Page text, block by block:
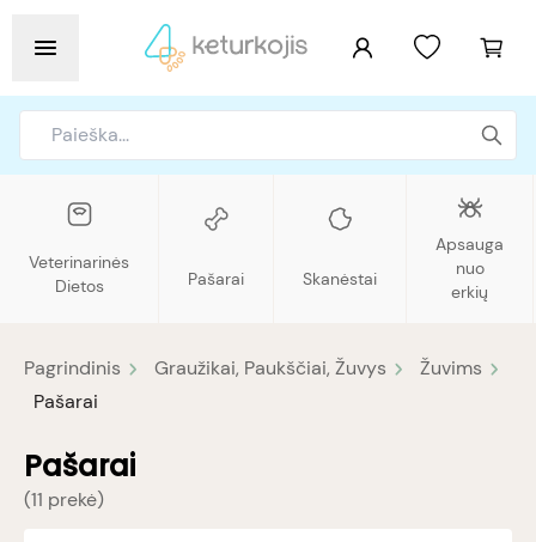
Veterinarinės
Dietos
Pašarai Skanėstai
Apsauga
nuo
erkių
Pagrindinis Graužikai, Paukščiai, Žuvys
Žuvims
Pašarai
Pašarai
(11 prekė)